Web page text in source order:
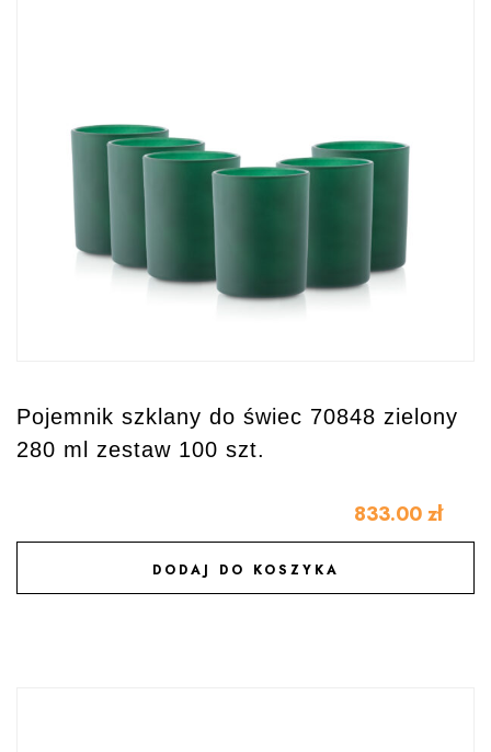
Pojemnik szklany do świec 70848 zielony
280 ml zestaw 100 szt.
833.00 zł
DODAJ DO KOSZYKA
DODAJ DO ULUBIONYCH